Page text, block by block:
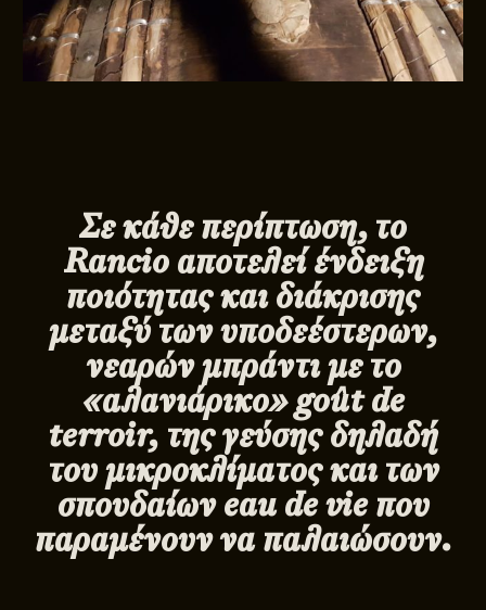
Σε κάθε περίπτωση, το
Rancioαποτελεί ένδειξη
ποιότητας και διάκρισης
μεταξύ των υποδεέστερων,
νεαρών μπράντι με το
«αλανιάρικο» goût de
terroir, της γεύσης δηλαδή
του μικροκλίματος και των
σπουδαίωνeau devieπου
παραμένουν να παλαιώσουν.